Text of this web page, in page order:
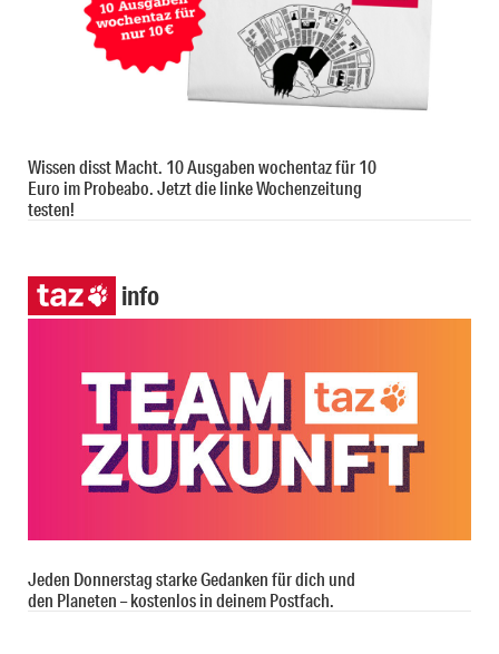
Wissen disst Macht. 10 Ausgaben wochentaz für 10
Euro im Probeabo. Jetzt die linke Wochenzeitung
testen!
info
Jeden Donnerstag starke Gedanken für dich und
den Planeten – kostenlos in deinem Postfach.